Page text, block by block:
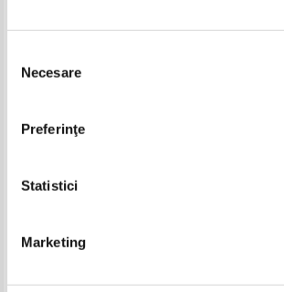
consimțământului
Necesare
Preferinţe
Statistici
Marketing
Wiederentdeckung Amerikas